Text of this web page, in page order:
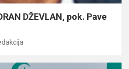
DŽEVLAN, pok. Pave